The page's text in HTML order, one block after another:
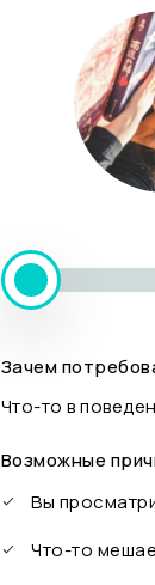
Зачем
Что-то в
Возможные
Вы
Что-то